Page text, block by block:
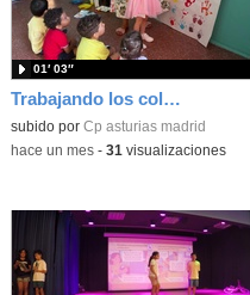
Trabajando los colores en 3 años
Contenido educativo.
subido por Cp asturias madrid
01′ 03″
-hace un mes- 31 visualizaciones